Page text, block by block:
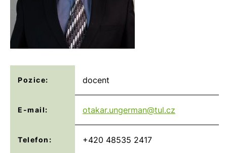
Pozice: docent
E-mail: otakar.ungerman@tul.cz
Telefon: +420 48535 2417